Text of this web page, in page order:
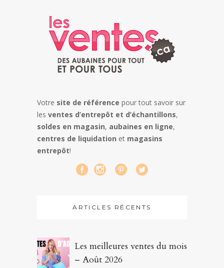
Votre site de référence pour tout savoir sur
les ventes d’entrepôt et d’échantillons,
soldes en magasin, aubaines en ligne,
centres de liquidation et magasins
entrepôt!
ARTICLES RÉCENTS
Les meilleures ventes du mois
– Août 2026